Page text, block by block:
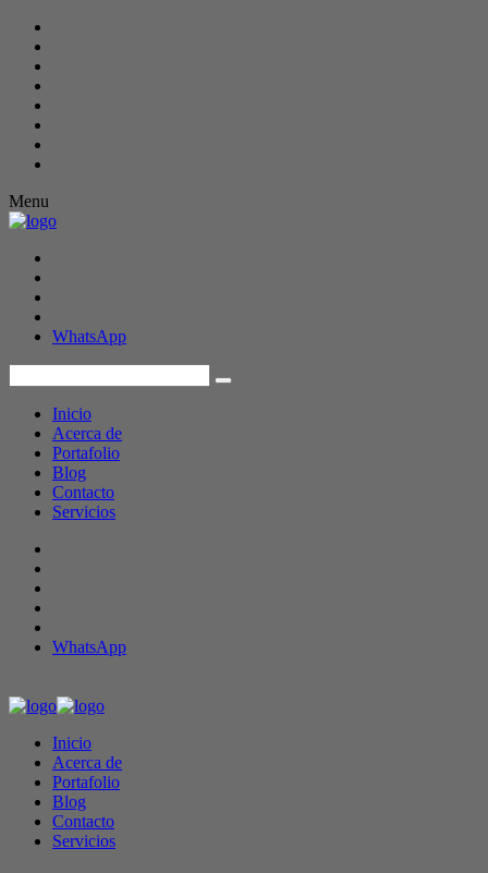
Menu
WhatsApp
Inicio
Acerca de
Portafolio
Blog
Contacto
Servicios
WhatsApp
Inicio
Acerca de
Portafolio
Blog
Contacto
Servicios